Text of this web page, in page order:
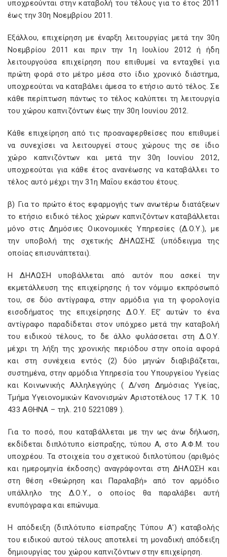
υποχρεούνται στην καταβολή του τέλους για το έτος 2011
έως την 30η Νοεμβρίου 2011.
Εξάλλου, επιχείρηση με έναρξη λειτουργίας μετά την 30η
Νοεμβρίου 2011 και πριν την 1η Ιουλίου 2012 ή ήδη
λειτουργούσα επιχείρηση που επιθυμεί να ενταχθεί για
πρώτη φορά στο μέτρο μέσα στο ίδιο χρονικό διάστημα,
υποχρεούται να καταβάλει άμεσα το ετήσιο αυτό τέλος. Σε
κάθε περίπτωση πάντως το τέλος καλύπτει τη λειτουργία
του χώρου καπνιζόντων έως την 30η Ιουνίου 2012.
Κάθε επιχείρηση από τις προαναφερθείσες που επιθυμεί
να συνεχίσει να λειτουργεί στους χώρους της σε ίδιο
χώρο καπνιζόντων και μετά την 30η Ιουνίου 2012,
υποχρεούται για κάθε έτος ανανέωσης να καταβάλλει το
τέλος αυτό μέχρι την 31η Μαΐου εκάστου έτους.
β) Για το πρώτο έτος εφαρμογής των ανωτέρω διατάξεων
το ετήσιο ειδικό τέλος χώρων καπνιζόντων καταβάλλεται
μόνο στις Δημόσιες Οικονομικές Υπηρεσίες (Δ.Ο.Υ.), με
την υποβολή της σχετικής ΔΗΛΩΣΗΣ (υπόδειγμα της
οποίας επισυνάπτεται).
Η ΔΗΛΩΣΗ υποβάλλεται από αυτόν που ασκεί την
εκμετάλλευση της επιχείρησης ή τον νόμιμο εκπρόσωπό
του, σε δύο αντίγραφα, στην αρμόδια για τη φορολογία
εισοδήματος της επιχείρησης Δ.Ο.Υ. Εξ’ αυτών το ένα
αντίγραφο παραδίδεται στον υπόχρεο μετά την καταβολή
του ειδικού τέλους, το δε άλλο φυλάσσεται στη Δ.Ο.Υ.
μέχρι τη λήξη της χρονικής περιόδου στην οποία αφορά
και στη συνέχεια εντός (2) δύο μηνών διαβιβάζεται,
συστημένα, στην αρμόδια Υπηρεσία του Υπουργείου Υγείας
και Κοινωνικής Αλληλεγγύης ( Δ/νση Δημόσιας Υγείας,
Τμήμα Υγειονομικών Κανονισμών Αριστοτέλους 17 Τ.Κ. 10
433 ΑΘΗΝΑ – τηλ. 210 5221089 ).
Για το ποσό, που καταβάλλεται με την ως άνω δήλωση,
εκδίδεται διπλότυπο είσπραξης, τύπου Α, στο Α.Φ.Μ. του
υποχρέου. Τα στοιχεία του σχετικού διπλοτύπου (αριθμός
και ημερομηνία έκδοσης) αναγράφονται στη ΔΗΛΩΣΗ και
στη θέση «Θεώρηση και Παραλαβή» από τον αρμόδιο
υπάλληλο της Δ.Ο.Υ., ο οποίος θα παραλάβει αυτή
ενυπόγραφα και επώνυμα.
Η απόδειξη (διπλότυπο είσπραξης Τύπου Α') καταβολής
του ειδικού αυτού τέλους αποτελεί τη μοναδική απόδειξη
δημιουργίας του χώρου καπνιζόντων στην επιχείρηση.